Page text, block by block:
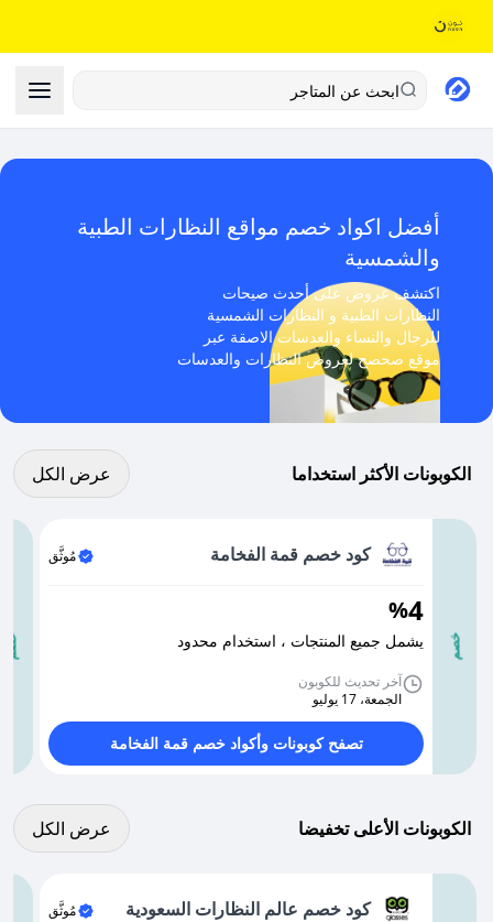
ابحث عن المتاجر
أفضل اكواد خصم مواقع النظارات الطبية
والشمسية
اكتشف عروض على أحدث صيحات
النظارات الطبية و النظارات الشمسية
للرجال والنساء والعدسات الاصقة عبر
موقع صحصح لعروض النظارات والعدسات
الكوبونات الأكثر استخداما
عرض كل الكوبونات
عرض الكل
خصم
كود خصم قمة الفخامة مُوثَّق
4
%
يشمل جميع المنتجات ، استخدام محدود
آخر تحديث للكوبون
الجمعة، 17 يوليو
تصفح كوبونات وأكواد خصم قمة الفخامة
خصم
الكوبونات الأعلى تخفيضا
عرض كل الكوبونات
عرض الكل
كود خصم عالم النظارات السعودية مُوثَّق